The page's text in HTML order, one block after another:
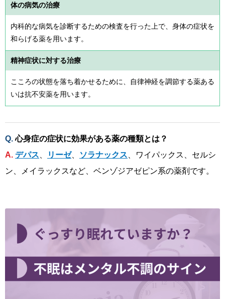
体の病気の治療
内科的な病気を診断するための検査を行った上で、身体の症状を
和らげる薬を用います。
精神症状に対する治療
こころの状態を落ち着かせるために、自律神経を調節する薬ある
いは抗不安薬を用います。
心身症の症状に効果がある薬の種類とは？
デパス
リーゼ、 ソラナックス 、ワイパックス、セルシ
ン、メイラックスなど、ベンゾジアゼピン系の薬剤です。